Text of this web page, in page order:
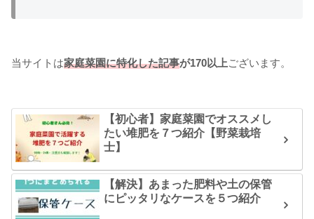
当サイトは家庭菜園に特化した記事が170以上ございます。
【初心者】家庭菜園でオススメし
たい堆肥を７つ紹介【野菜栽培
士】
【解決】あまった肥料や土の保管
にピッタリなケースを５つ紹介